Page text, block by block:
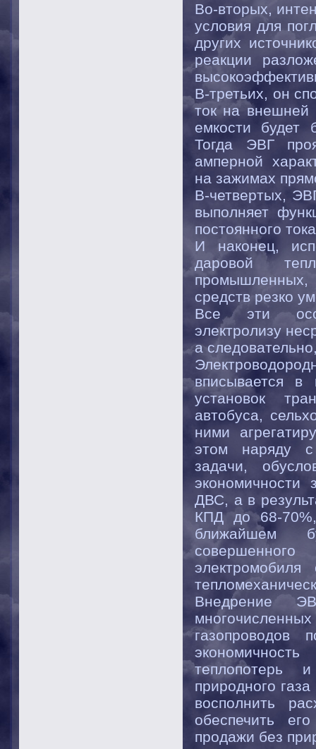
Во-вторых,
условия для
других
реакции
В-третьих, он
ток на внешней
емкости будет
Тогда ЭВГ
амперной
на зажимах
В-четвертых,
выполняет
постоянного
И наконец,
даровой
промышленных,
средств резко
Все эти
электролизу
а
вписывается в
установок
автобуса,
ними
этом наряду с
задачи,
экономичности
ДВС, а в
КПД до 68-
ближайшем
Внедрение
газопроводов
теплопотерь
природного
восполнить
обеспечить
продажи без